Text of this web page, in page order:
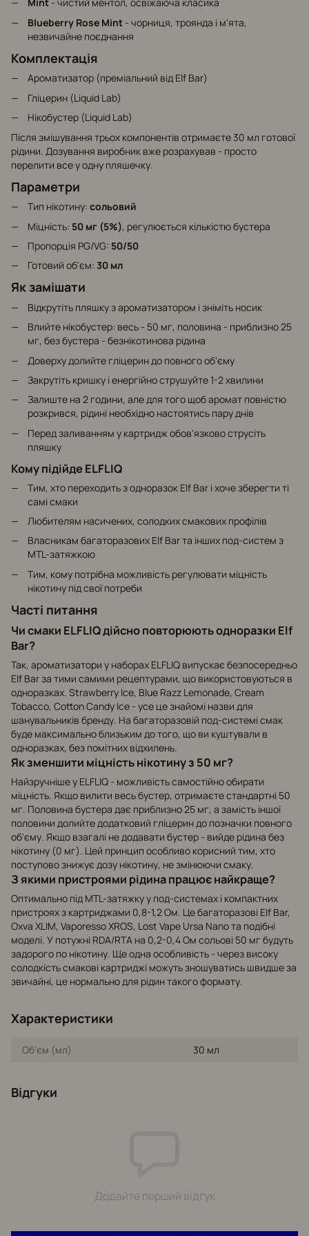
Mint - чистий ментол, освіжаюча класика
Blueberry Rose Mint - чорниця, троянда і м'ята,
незвичайне поєднання
Комплектація
Ароматизатор (преміальний від Elf Bar)
Гліцерин (Liquid Lab)
Нікобустер (Liquid Lab)
Після змішування трьох компонентів отримаєте 30 мл готової
рідини. Дозування виробник вже розрахував - просто
перелити все у одну пляшечку.
Параметри
Тип нікотину: сольовий
Міцність: 50 мг (5%), регулюється кількістю бустера
Пропорція PG/VG: 50/50
Готовий об'єм: 30 мл
Як замішати
Відкрутіть пляшку з ароматизатором і зніміть носик
Влийте нікобустер: весь - 50 мг, половина - приблизно 25
мг, без бустера - безнікотинова рідина
Доверху долийте гліцерин до повного об'єму
Закрутіть кришку і енергійно струшуйте 1-2 хвилини
Залиште на 2 години, але для того щоб аромат повністю
розкрився, рідині необхідно настоятись пару днів
Перед заливанням у картридж обов'язково струсіть
пляшку
Кому підійде ELFLIQ
Тим, хто переходить з одноразок Elf Bar і хоче зберегти ті
самі смаки
Любителям насичених, солодких смакових профілів
Власникам багаторазових Elf Bar та інших под-систем з
MTL-затяжкою
Тим, кому потрібна можливість регулювати міцність
нікотину під свої потреби
Часті питання
Чи смаки ELFLIQ дійсно повторюють одноразки Elf
Bar?
Так, ароматизатори у наборах ELFLIQ випускає безпосередньо
Elf Bar за тими самими рецептурами, що використовуються в
одноразках. Strawberry Ice, Blue Razz Lemonade, Cream
Tobacco, Cotton Candy Ice - усе це знайомі назви для
шанувальників бренду. На багаторазовій под-системі смак
буде максимально близьким до того, що ви куштували в
одноразках, без помітних відхилень.
Як зменшити міцність нікотину з 50 мг?
Найзручніше у ELFLIQ - можливість самостійно обирати
міцність. Якщо вилити весь бустер, отримаєте стандартні 50
мг. Половина бустера дає приблизно 25 мг, а замість іншої
половини долийте додатковий гліцерин до позначки повного
об'єму. Якщо взагалі не додавати бустер - вийде рідина без
нікотину (0 мг). Цей принцип особливо корисний тим, хто
поступово знижує дозу нікотину, не змінюючи смаку.
З якими пристроями рідина працює найкраще?
Оптимально під MTL-затяжку у под-системах і компактних
пристроях з картриджами 0,8-1,2 Ом. Це багаторазові Elf Bar,
Oxva XLIM, Vaporesso XROS, Lost Vape Ursa Nano та подібні
моделі. У потужні RDA/RTA на 0,2-0,4 Ом сольові 50 мг будуть
задорого по нікотину. Ще одна особливість - через високу
солодкість смакові картриджі можуть зношуватись швидше за
звичайні, це нормально для рідин такого формату.
Характеристики
Об'єм (мл) 30 мл
Відгуки
Додайте перший відгук